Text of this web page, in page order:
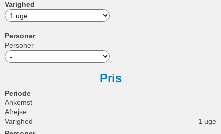
Varighed
Personer
Personer
Pris
Periode
Ankomst
Afrejse
Varighed
1 uge